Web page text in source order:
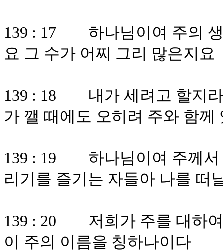
139 : 17 하나님이여 주의 생
요 그 수가 어찌 그리 많은지요
139 : 18 내가 세려고 할지라
가 깰 때에도 오히려 주와 함께
139 : 19 하나님이여 주께서
리기를 즐기는 자들아 나를 떠
139 : 20 저희가 주를 대하여
이 주의 이름을 칭하나이다